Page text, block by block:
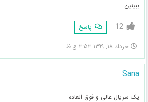
ببینین
12 پاسخ
خرداد ۱۸, ۱۳۹۹ ۳:۵۳ ق.ظ
Sana
یک سریال عالی و فوق العاده